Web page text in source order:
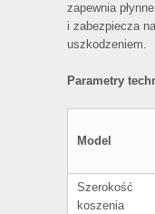
zapewnia
i zabezpiecza
uszkodzeniem.
Parametry
Model
Szerokość
koszenia